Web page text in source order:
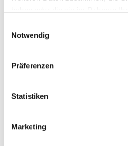
Notwendig
Präferenzen
Statistiken
Marketing